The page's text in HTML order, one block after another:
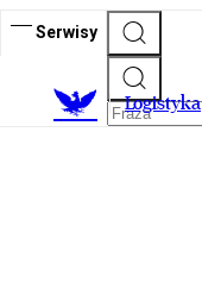
Serwisy
Logistyka